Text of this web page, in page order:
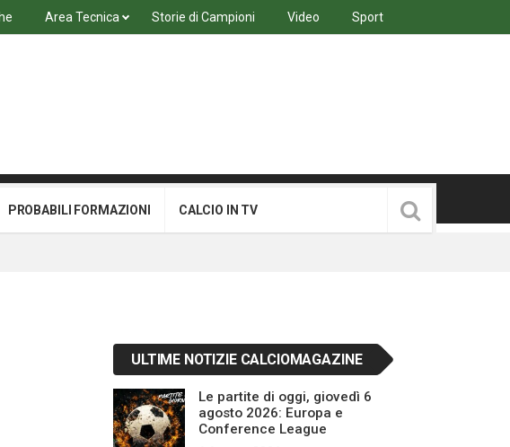
Area Tecnica Storie di Campioni Video Sport
PROBABILI FORMAZIONI CALCIO IN TV
ULTIME NOTIZIE CALCIOMAGAZINE
Le partite di oggi, giovedì 6
agosto 2026: Europa e
Conference League